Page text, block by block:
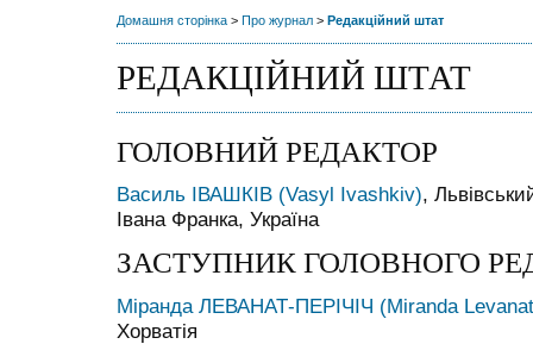
Домашня сторінка > Про журнал > Редакційний штат
РЕДАКЦІЙНИЙ ШТАТ
ГОЛОВНИЙ РЕДАКТОР
Василь ІВАШКІВ (Vasyl Ivashkiv),
Івана Франка, Україна
ЗАСТУПНИК ГОЛОВНОГО
Міранда ЛЕВАНАТ-ПЕРІЧІЧ (Miranda
Хорватія